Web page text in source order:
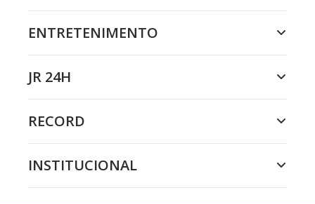
ENTRETENIMENTO
JR 24H
RECORD
INSTITUCIONAL